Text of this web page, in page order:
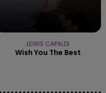
LEWIS CAPALDI
Wish You The Best